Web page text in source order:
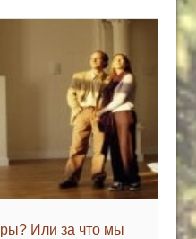
Или за что мы